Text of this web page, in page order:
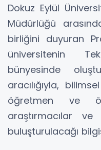
Dokuz Eylül
Müdürlüğü
birliğini duyuran
üniversitenin
bünyesinde
aracılığıyla,
öğretmen ve
araştırmacılar
buluşturulacağı